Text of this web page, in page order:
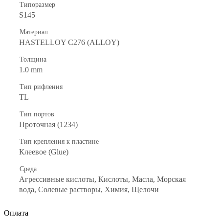
Типоразмер
S145
Материал
HASTELLOY C276 (ALLOY)
Толщина
1.0 mm
Тип рифления
TL
Тип портов
Проточная (1234)
Тип крепления к пластине
Клеевое (Glue)
Среда
Агрессивные кислоты, Кислоты, Масла, Морская
вода, Солевые растворы, Химия, Щелочи
Оплата